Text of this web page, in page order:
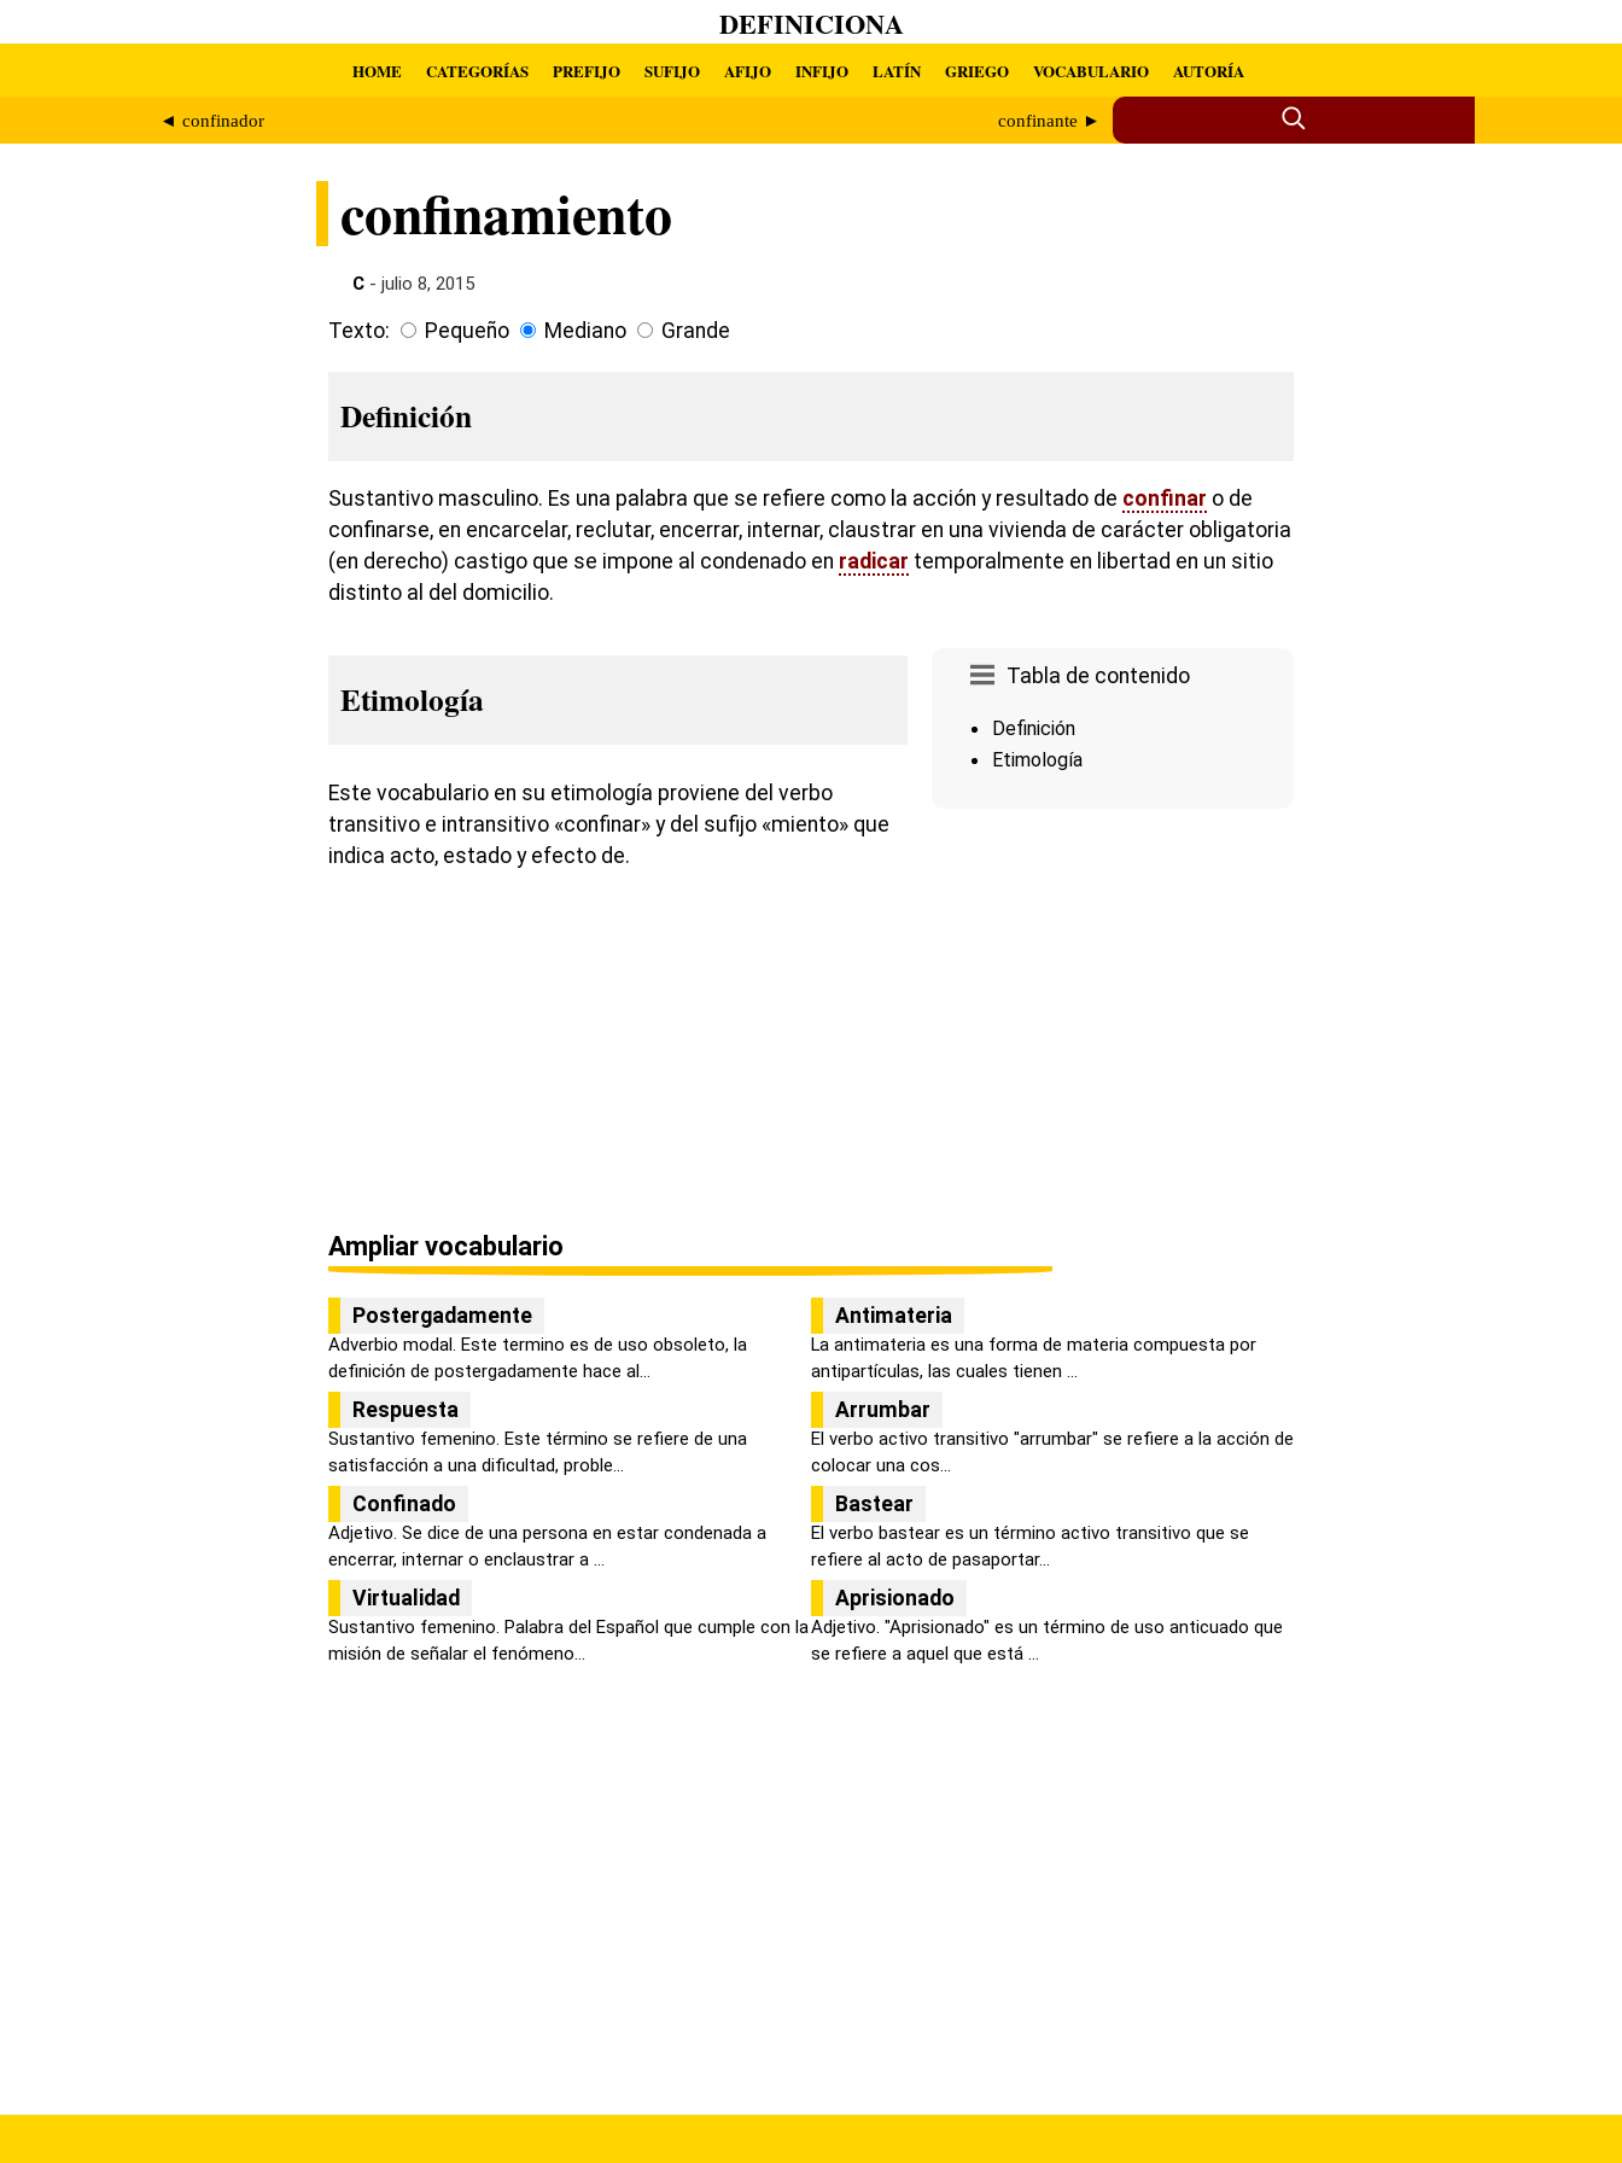
DEFINICIONA
HOME CATEGORÍAS PREFIJO SUFIJO AFIJO INFIJO LATÍN GRIEGO VOCABULARIO AUTORÍA
◄ confinador confinante ►
confinamiento
C - julio 8, 2015
Texto: Pequeño Mediano Grande
Definición
Sustantivo masculino. Es una palabra que se refiere como la acción y resultado de confinar o de
confinarse, en encarcelar, reclutar, encerrar, internar, claustrar en una vivienda de carácter obligatoria
(en derecho) castigo que se impone al condenado en radicar temporalmente en libertad en un sitio
distinto al del domicilio.
Tabla de contenido
Definición
Etimología
Etimología
Este vocabulario en su etimología proviene del verbo
transitivo e intransitivo «confinar» y del sufijo «miento» que
indica acto, estado y efecto de.
Ampliar vocabulario
Postergadamente
Adverbio modal. Este termino es de uso obsoleto, la
definición de postergadamente hace al...
Antimateria
La antimateria es una forma de materia compuesta por
antipartículas, las cuales tienen ...
Respuesta
Sustantivo femenino. Este término se refiere de una
satisfacción a una dificultad, proble...
Arrumbar
El verbo activo transitivo "arrumbar" se refiere a la acción de
colocar una cos...
Confinado
Adjetivo. Se dice de una persona en estar condenada a
encerrar, internar o enclaustrar a ...
Bastear
El verbo bastear es un término activo transitivo que se
refiere al acto de pasaportar...
Virtualidad
Sustantivo femenino. Palabra del Español que cumple con la
misión de señalar el fenómeno...
Aprisionado
Adjetivo. "Aprisionado" es un término de uso anticuado que
se refiere a aquel que está ...